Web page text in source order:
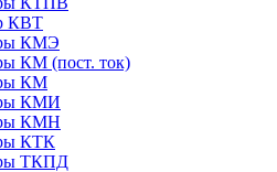
КВТ
КМЭ
КМ (пост. ток)
КМ
КМИ
КМН
КТК
ТКПД